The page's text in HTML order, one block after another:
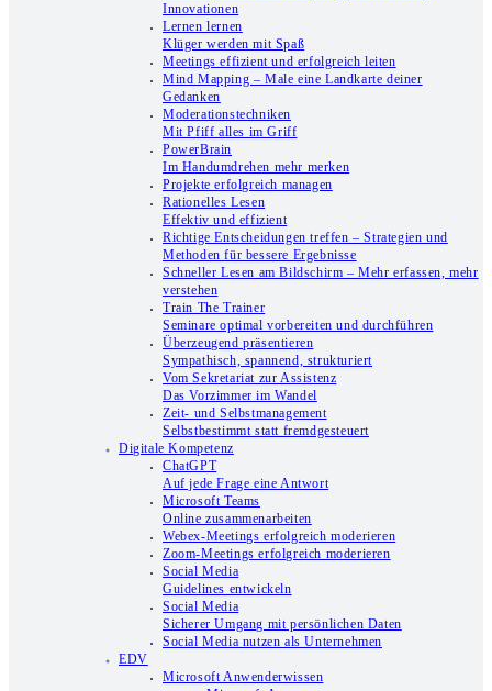
Innovationen
Lernen lernen
Klüger werden mit Spaß
Meetings effizient und erfolgreich leiten
Mind Mapping – Male eine Landkarte deiner
Gedanken
Moderationstechniken
Mit Pfiff alles im Griff
PowerBrain
Im Handumdrehen mehr merken
Projekte erfolgreich managen
Rationelles Lesen
Effektiv und effizient
Richtige Entscheidungen treffen – Strategien und
Methoden für bessere Ergebnisse
Schneller Lesen am Bildschirm – Mehr erfassen, mehr
verstehen
Train The Trainer
Seminare optimal vorbereiten und durchführen
Überzeugend präsentieren
Sympathisch, spannend, strukturiert
Vom Sekretariat zur Assistenz
Das Vorzimmer im Wandel
Zeit- und Selbstmanagement
Selbstbestimmt statt fremdgesteuert
Digitale Kompetenz
ChatGPT
Auf jede Frage eine Antwort
Microsoft Teams
Online zusammenarbeiten
Webex-Meetings erfolgreich moderieren
Zoom-Meetings erfolgreich moderieren
Social Media
Guidelines entwickeln
Social Media
Sicherer Umgang mit persönlichen Daten
Social Media nutzen als Unternehmen
EDV
Microsoft Anwenderwissen